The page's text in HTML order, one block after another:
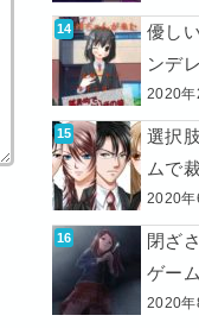
優し
ンデ
2020年
選択
ムで
2020年
閉ざ
ゲー
2020年